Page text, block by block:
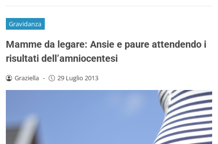
Gravidanza
Mamme da legare: Ansie e paure attendendo i
risultati dell’amniocentesi
Graziella - 29 Luglio 2013